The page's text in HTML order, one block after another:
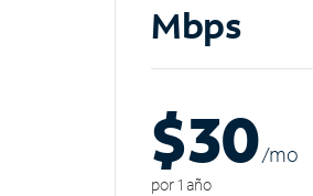
Mbps
$30/mo
por 1 año